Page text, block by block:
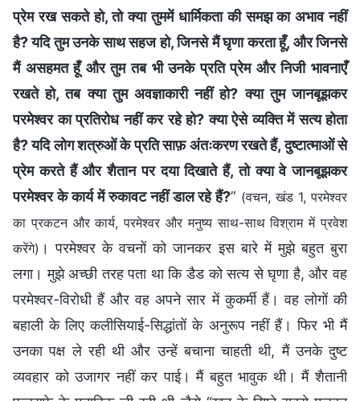
प्रेम रख सकते हो, तो क्या तुममें धार्मिकता की समझ का अभाव नहीं
है? यदि तुम उनके साथ सहज हो, जिनसे मैं घृणा करता हूँ, और जिनसे
मैं असहमत हूँ और तुम तब भी उनके प्रति प्रेम और निजी भावनाएँ
रखते हो, तब क्या तुम अवज्ञाकारी नहीं हो? क्या तुम जानबूझकर
परमेश्वर का प्रतिरोध नहीं कर रहे हो? क्या ऐसे व्यक्ति में सत्य होता
है? यदि लोग शत्रुओं के प्रति साफ़ अंतःकरण रखते हैं, दुष्टात्माओं से
प्रेम करते हैं और शैतान पर दया दिखाते हैं, तो क्या वे जानबूझकर
परमेश्वर के कार्य में रुकावट नहीं डाल रहे हैं?” (वचन, खंड 1, परमेश्वर
का प्रकटन और कार्य, परमेश्वर और मनुष्य साथ-साथ विश्राम में प्रवेश
करेंगे) । परमेश्वर के वचनों को जानकर इस बारे में मुझे बहुत बुरा
लगा। मुझे अच्छी तरह पता था कि डैड को सत्य से घृणा है, और वह
परमेश्वर-विरोधी हैं और वह अपने सार में कुकर्मी हैं। वह लोगों की
बहाली के लिए कलीसियाई-सिद्धांतों के अनुरूप नहीं हैं। फिर भी मैं
उनका पक्ष ले रही थी और उन्हें बचाना चाहती थी, मैं उनके दुष्ट
व्यवहार को उजागर नहीं कर पाई। मैं बहुत भावुक थी। मैं शैतानी